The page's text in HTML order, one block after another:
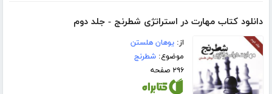
دانلود کتاب مهارت در استراتژی شطرنج - جلد دوم
از:یوهان هلستن
موضوع:شطرنج
۲۹۶ صفحه